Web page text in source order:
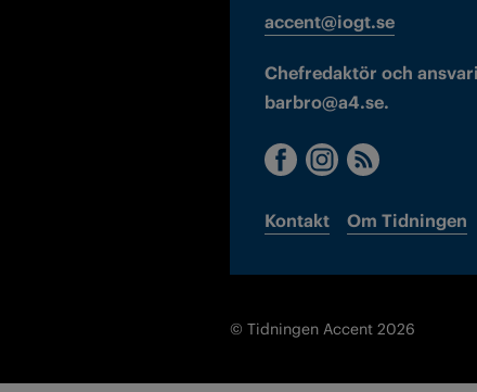
accent@iogt.se
Chefredaktör och
barbro@a4.se.
Kontakt Om Tidningen
© Tidningen Accent 2026